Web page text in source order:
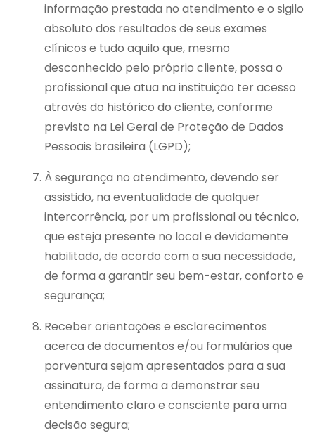
informação prestada no atendimento e o sigilo
absoluto dos resultados de seus exames
clínicos e tudo aquilo que, mesmo
desconhecido pelo próprio cliente, possa o
profissional que atua na instituição ter acesso
através do histórico do cliente, conforme
previsto na Lei Geral de Proteção de Dados
Pessoais brasileira (LGPD);
À segurança no atendimento, devendo ser
assistido, na eventualidade de qualquer
intercorrência, por um profissional ou técnico,
que esteja presente no local e devidamente
habilitado, de acordo com a sua necessidade,
de forma a garantir seu bem-estar, conforto e
segurança;
Receber orientações e esclarecimentos
acerca de documentos e/ou formulários que
porventura sejam apresentados para a sua
assinatura, de forma a demonstrar seu
entendimento claro e consciente para uma
decisão segura;